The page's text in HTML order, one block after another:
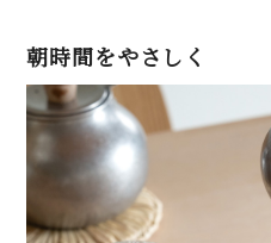
朝時間をやさしく